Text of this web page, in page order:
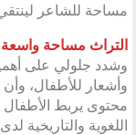
مساحة للشاعر
التراث مساحة واسعة
وشدد جلولي على
وأشعار للأطفال،
محتوى يربط الأطفال
اللغوية والتاريخية